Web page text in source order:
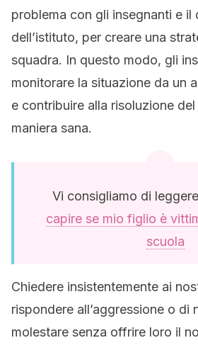
problema con gli insegnanti e il
dell’istituto, per creare una
squadra. In questo modo, gli
monitorare la situazione da un
e contribuire alla risoluzione
maniera sana.
Vi consigliamo di
capire se mio figlio è
scuola
Chiedere insistentemente ai
rispondere all’aggressione o di
molestare senza offrire loro il